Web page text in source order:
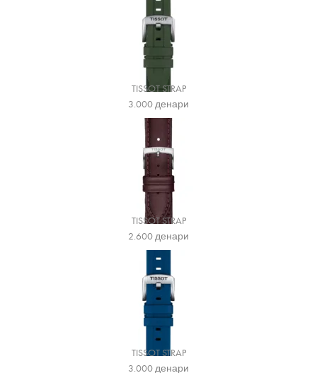
TISSOT STRAP
3.000денари
TISSOT STRAP
2.600денари
TISSOT STRAP
3.000денари